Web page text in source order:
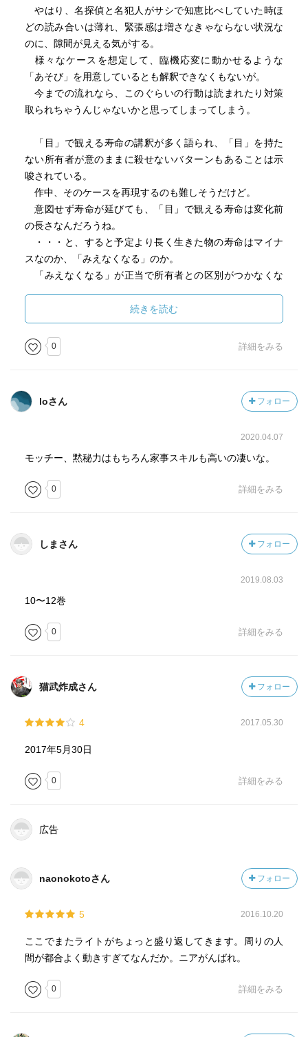
やはり、名探偵と名犯人がサシで知恵比べしていた時ほ
どの読み合いは薄れ、緊張感は増さなきゃならない状況な
のに、隙間が見える気がする。
様々なケースを想定して、臨機応変に動かせるような
「あそび」を用意しているとも解釈できなくもないが。
今までの流れなら、このぐらいの行動は読まれたり対策
取られちゃうんじゃないかと思ってしまってしまう。
「目」で観える寿命の講釈が多く語られ、「目」を持た
ない所有者が意のままに殺せないバターンもあることは示
唆されている。
作中、そのケースを再現するのも難しそうだけど。
意図せず寿命が延びても、「目」で観える寿命は変化前
の長さなんだろうね。
・・・と、すると予定より長く生きた物の寿命はマイナ
スなのか、「みえなくなる」のか。
「みえなくなる」が正当で所有者との区別がつかなくな
デスノート解説読んで、いろいろなパターンを考えるの
も面白い。
続きを読む
0 詳細をみる
loさん フォロー
2020.04.07
モッチー、黙秘力はもちろん家事スキルも高いの凄いな。
0 詳細をみる
しまさん フォロー
2019.08.03
10〜12巻
0 詳細をみる
猫武炸成さん フォロー
4 2017.05.30
2017年5月30日
0 詳細をみる
広告
naonokotoさん フォロー
5 2016.10.20
ここでまたライトがちょっと盛り返してきます。周りの人
間が都合よく動きすぎてなんだか。ニアがんばれ。
0 詳細をみる